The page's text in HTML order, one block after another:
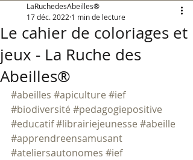
Le cahier de coloriages et
jeux - La Ruche des
Abeilles®
LaRuchedesAbeilles®
17 déc. 2022 1 min de lecture
#abeilles #apiculture #ief
#biodiversité #pedagogiepositive
#educatif#librairiejeunesse #abeille
#apprendreensamusant
#ateliersautonomes #ief